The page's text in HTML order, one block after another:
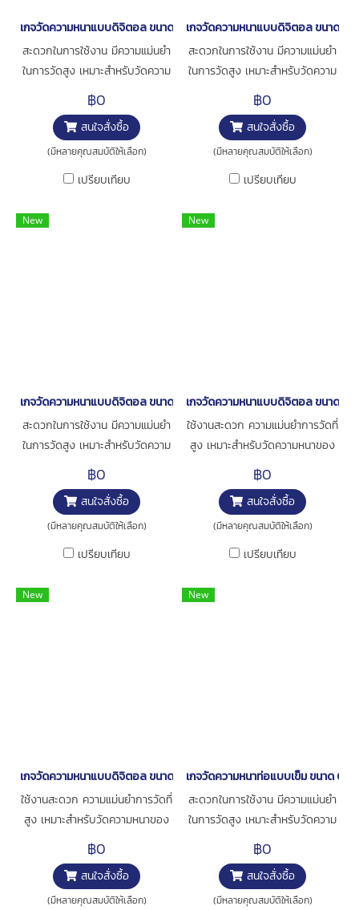
เกจวัดความหนาแบบดิจิตอล ขนาด 0-10มิล [series 547-300S ]
สะดวกในการใช้งาน มีความแม่นยำ
ในการวัดสูง เหมาะสำหรับวัดความ
หนาของกระดาษ ฟิล์ม หรือ อื่นๆ
Contact point เป็นแบบ Ceramic
ไม่เป็นสนิม การใช้งาน : สำหรับวัด
ความหนาชิ้นงาน
฿0
สนใจสั่งซื้อ
(มีหลายคุณสมบัติให้เลือก)
เปรียบเทียบ
เกจวัดความหนาแบบดิจิตอล ขนาด
สะดวกในการใช้งาน มีความแม่นยำ
ในการวัดสูง เหมาะสำหรับวัดความ
หนาของกระดาษ ฟิล์ม หรือ อื่นๆ
Contact point เป็นแบบ Ceramic
ไม่เป็นสนิม การใช้งาน : สำหรับวัด
ความหนาชิ้นงาน
฿0
สนใจสั่งซื้อ
(มีหลายคุณสมบัติให้เลือก)
เปรียบเทียบ
New
เกจวัดความหนาแบบดิจิตอล ขนาด 0-10มิล [series 547-301]
สะดวกในการใช้งาน มีความแม่นยำ
ในการวัดสูง เหมาะสำหรับวัดความ
หนาของกระดาษ ฟิล์ม หรือ อื่นๆ
Contact point เป็นแบบ Ceramic
ไม่เป็นสนิม การใช้งาน : สำหรับวัด
ความหนาชิ้นงาน
฿0
สนใจสั่งซื้อ
(มีหลายคุณสมบัติให้เลือก)
เปรียบเทียบ
New
เกจวัดความหนาแบบดิจิตอล ขนาด
ใช้งานสะดวก ความแม่นยำการวัดที่
สูง เหมาะสำหรับวัดความหนาของ
กระดาษ ฟิล์ม หรือ อื่นๆ Contact
point เป็นแบบ Carbide เป็นรุ่น
High Accuracy ±3µm การใช้
งาน : สำหรับวัดความหนาชิ้นงาน
฿0
สนใจสั่งซื้อ
(มีหลายคุณสมบัติให้เลือก)
เปรียบเทียบ
New
เกจวัดความหนาแบบดิจิตอล ขนาด0-12มิล [series 547-401 ]
ใช้งานสะดวก ความแม่นยำการวัดที่
สูง เหมาะสำหรับวัดความหนาของ
กระดาษ ฟิล์ม หรือ อื่นๆ Contact
point เป็นแบบ Carbide เป็นรุ่น
High Accuracy ±3µm การใช้
งาน : สำหรับวัดความหนาชิ้นงาน
฿0
สนใจสั่งซื้อ
(มีหลายคุณสมบัติให้เลือก)
New
เกจวัดความหนาท่อแบบเข็ม ขนาด 0-
สะดวกในการใช้งาน มีความแม่นยำ
ในการวัดสูง เหมาะสำหรับวัดความ
หนาของท่อ การใช้งาน : สำหรับวัด
ความหนาชิ้นงาน
฿0
สนใจสั่งซื้อ
(มีหลายคุณสมบัติให้เลือก)